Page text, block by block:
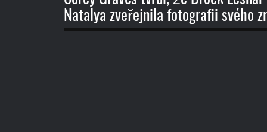
Natalya zveřejnila fotografii svého